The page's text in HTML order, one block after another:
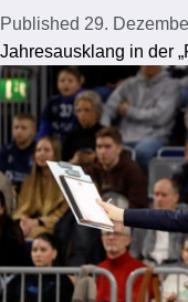
Published 29.
Jahresausklang in der